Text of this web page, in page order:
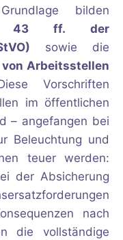
bilden
43 ff. der
sowie die
Arbeitsstellen
Vorschriften
im öffentlichen
– angefangen bei
Beleuchtung und
teuer werden:
der Absicherung
nach
die vollständige